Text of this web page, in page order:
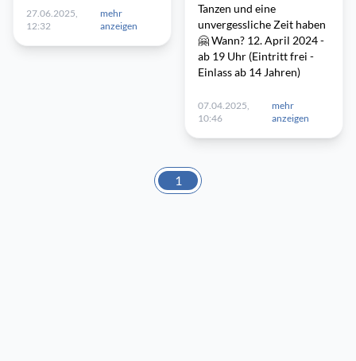
27.06.2025,
12:32
mehr
anzeigen
Tanzen und eine
unvergessliche Zeit haben
🤗 Wann? 12. April 2024 -
ab 19 Uhr (Eintritt frei -
Einlass ab 14 Jahren)
07.04.2025,
10:46
mehr
anzeigen
1